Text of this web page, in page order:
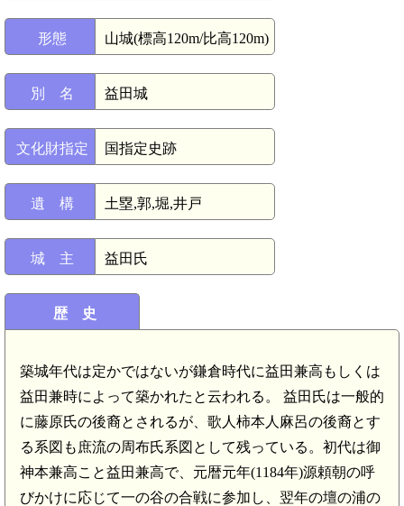
形態 山城(標高120m/比高120m)
別 名 益田城
文化財指定 国指定史跡
遺 構 土塁,郭,堀,井戸
城 主 益田氏
歴 史
築城年代は定かではないが鎌倉時代に益田兼高もしくは
益田兼時によって築かれたと云われる。 益田氏は一般的
に藤原氏の後裔とされるが、歌人柿本人麻呂の後裔とす
る系図も庶流の周布氏系図として残っている。初代は御
神本兼高こと益田兼高で、元暦元年(1184年)源頼朝の呼
びかけに応じて一の谷の合戦に参加し、翌年の壇の浦の